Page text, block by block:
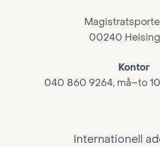
00240
Kontor
040 860 9264, må–to
Internationell